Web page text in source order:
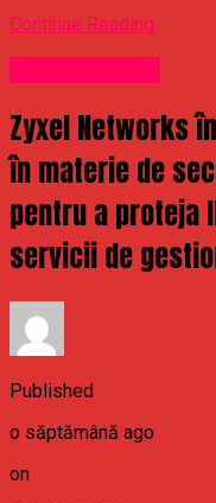
Continue Reading
Zyxel Networks
în materie de
pentru a proteja
servicii de
Published
o săptămână ago
on